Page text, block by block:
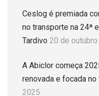
Ceslog é premiada
no transporte na 24ª
Tardivo 20 de
A Abiclor começa
renovada e focada no
2025